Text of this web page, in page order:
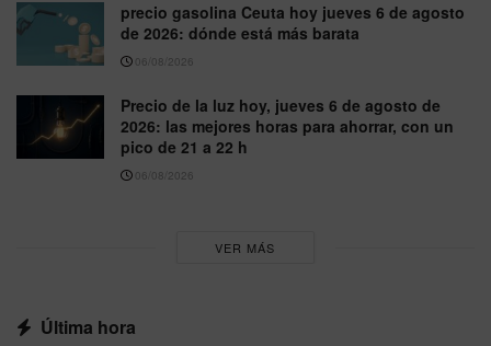
precio gasolina Ceuta hoy jueves 6 de agosto
de 2026: dónde está más barata
06/08/2026
Precio de la luz hoy, jueves 6 de agosto de
2026: las mejores horas para ahorrar, con un
pico de 21 a 22 h
06/08/2026
VER MÁS
Última hora